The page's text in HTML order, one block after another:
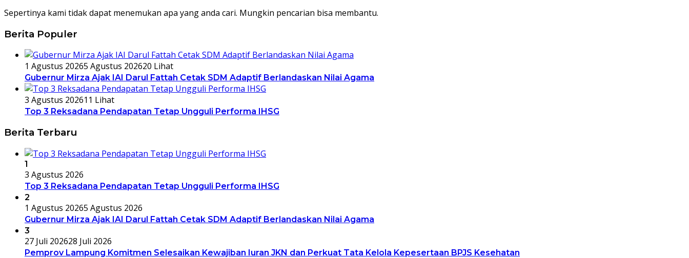
Sepertinya kami tidak dapat menemukan apa yang anda cari. Mungkin pencarian bisa membantu.
Berita Populer
1 Agustus 20265 Agustus 202620 Lihat
Gubernur Mirza Ajak IAI Darul Fattah Cetak SDM Adaptif Berlandaskan Nilai Agama
3 Agustus 202611 Lihat
Top 3 Reksadana Pendapatan Tetap Ungguli Performa IHSG
Berita Terbaru
1
3 Agustus 2026
Top 3 Reksadana Pendapatan Tetap Ungguli Performa IHSG
2
1 Agustus 20265 Agustus 2026
Gubernur Mirza Ajak IAI Darul Fattah Cetak SDM Adaptif Berlandaskan Nilai Agama
3
27 Juli 202628 Juli 2026
Pemprov Lampung Komitmen Selesaikan Kewajiban Iuran JKN dan Perkuat Tata Kelola Kepesertaan BPJS Kesehatan